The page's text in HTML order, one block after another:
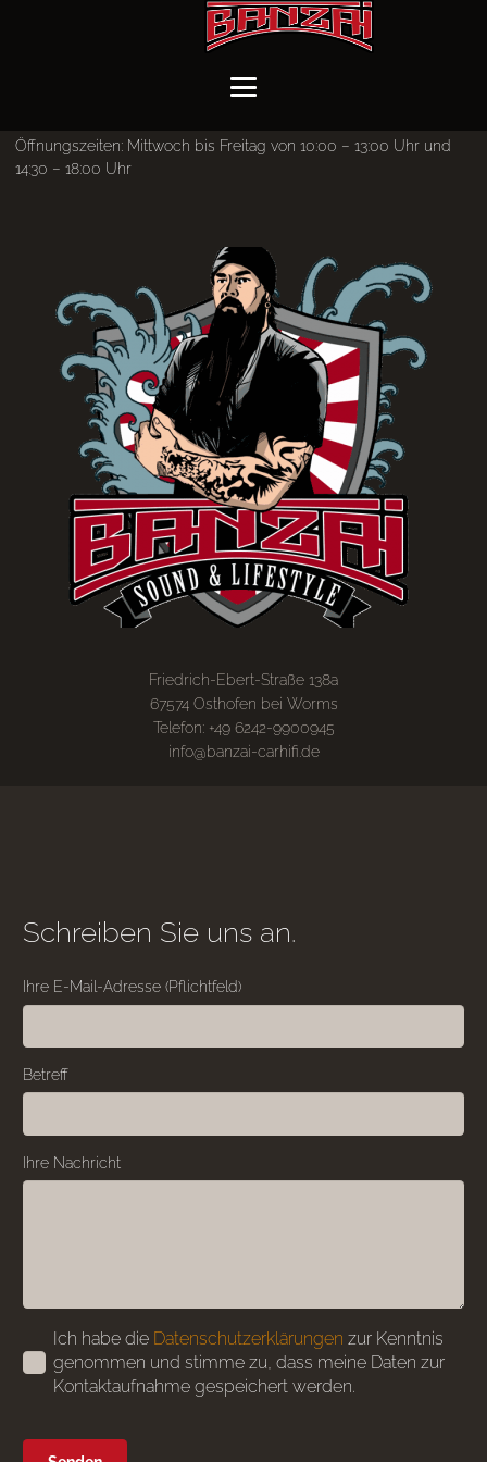
Öffnungszeiten: Mittwoch bis Freitag von 10:00 – 13:00 Uhr und
14:30 – 18:00 Uhr
Friedrich-Ebert-Straße 138a
67574 Osthofen bei Worms
Telefon: +49 6242-9900945
info@banzai-carhifi.de
Schreiben Sie uns an.
Ihre E-Mail-Adresse (Pflichtfeld)
Betreff
Ihre Nachricht
Ich habe die Datenschutzerklärungen zur Kenntnis
genommen und stimme zu, dass meine Daten zur
Kontaktaufnahme gespeichert werden.